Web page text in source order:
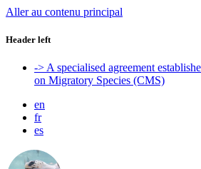
Aller au contenu principal
Header left
-> A specialised agreement
on Migratory Species (CMS)
en
fr
es